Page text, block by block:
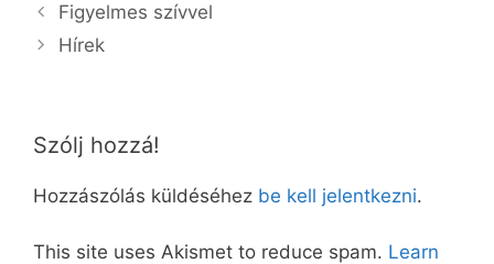
Figyelmes szívvel
Hírek
Szólj hozzá!
Hozzászólás küldéséhez be kell jelentkezni.
This site uses Akismet to reduce spam. Learn